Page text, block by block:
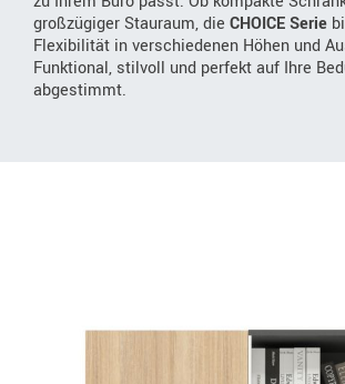
großzügiger Stauraum, die CHOICE Serie
Flexibilität in verschiedenen Höhen und
Funktional, stilvoll und perfekt auf Ihre
abgestimmt.